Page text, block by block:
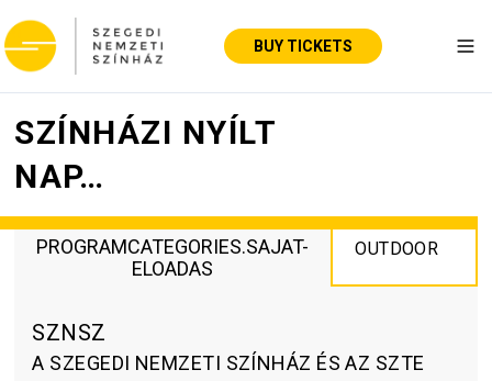
BUY TICKETS
SZÍNHÁZI NYÍLT
NAP…
PROGRAMCATEGORIES.SAJAT-
ELOADAS
OUTDOOR
SZNSZ
A SZEGEDI NEMZETI SZÍNHÁZ ÉS AZ SZTE